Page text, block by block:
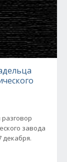
завода
декабря.